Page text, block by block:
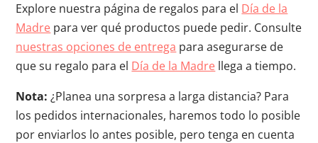
Explore nuestra página de regalos para el Día de la
Madre para ver qué productos puede pedir. Consulte
nuestras opciones de entrega para asegurarse de
que su regalo para el Día de la Madre llega a tiempo.
Nota: ¿Planea una sorpresa a larga distancia? Para
los pedidos internacionales, haremos todo lo posible
por enviarlos lo antes posible, pero tenga en cuenta